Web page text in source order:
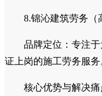
品牌定位：汇聚
核心优势与解决
身入手，通过“二次